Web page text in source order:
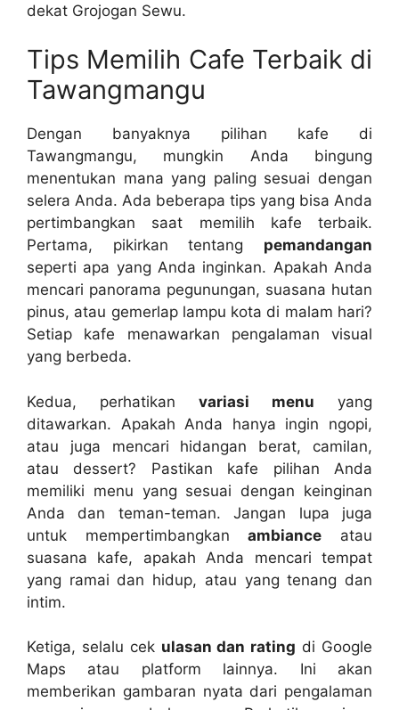
dekat Grojogan Sewu.
Tips Memilih Cafe Terbaik di
Tawangmangu
Dengan banyaknya pilihan kafe di
Tawangmangu, mungkin Anda bingung
menentukan mana yang paling sesuai dengan
selera Anda. Ada beberapa tips yang bisa Anda
pertimbangkan saat memilih kafe terbaik.
Pertama, pikirkan tentang pemandangan
seperti apa yang Anda inginkan. Apakah Anda
mencari panorama pegunungan, suasana hutan
pinus, atau gemerlap lampu kota di malam hari?
Setiap kafe menawarkan pengalaman visual
yang berbeda.
Kedua, perhatikan variasi menu yang
ditawarkan. Apakah Anda hanya ingin ngopi,
atau juga mencari hidangan berat, camilan,
atau dessert? Pastikan kafe pilihan Anda
memiliki menu yang sesuai dengan keinginan
Anda dan teman-teman. Jangan lupa juga
untuk mempertimbangkanambiance atau
suasana kafe, apakah Anda mencari tempat
yang ramai dan hidup, atau yang tenang dan
intim.
Ketiga, selalu cek ulasan dan rating di Google
Maps atau platform lainnya. Ini akan
memberikan gambaran nyata dari pengalaman